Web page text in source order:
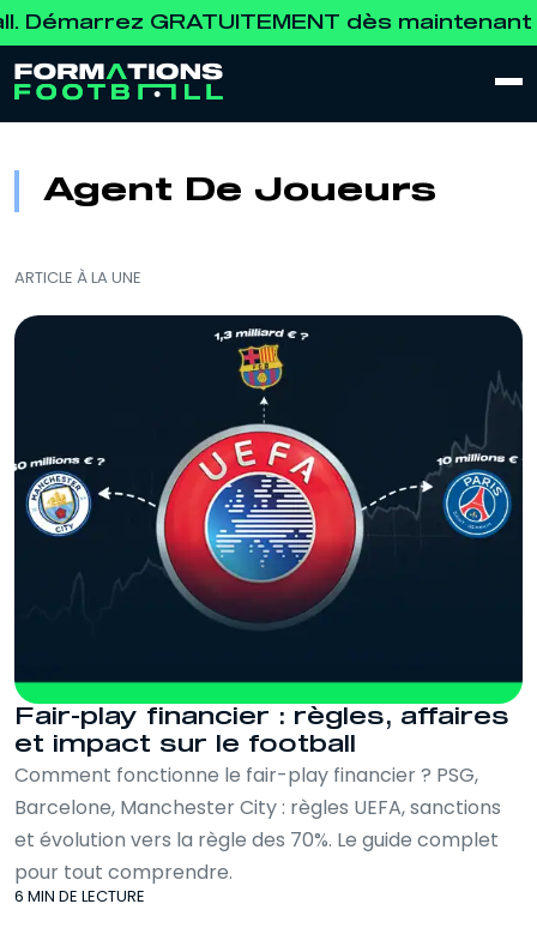
GRATUITEMENT dès maintenant →
Agent De Joueurs
ARTICLE À LA UNE
Fair-play financier : règles, affaires
et impact sur le football
Comment fonctionne le fair-play financier ? PSG,
Barcelone, Manchester City : règles UEFA, sanctions
et évolution vers la règle des 70%. Le guide complet
pour tout comprendre.
6 MIN DE LECTURE